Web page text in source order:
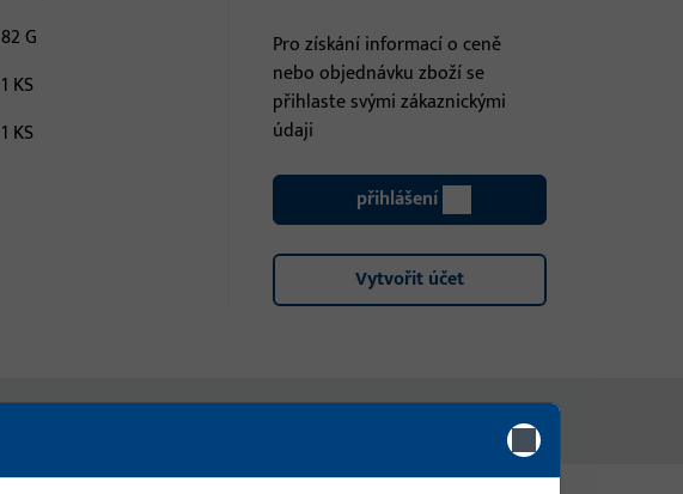
82 G
1 KS
1 KS
Pro získání informací o ceně
nebo objednávku zboží se
přihlaste svými zákaznickými
údaji
přihlášení
Vytvořit účet